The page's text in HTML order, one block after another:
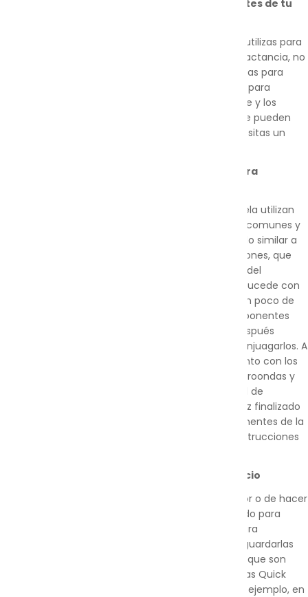
Mantén limpios y desinfectados los componentes de tu
Cuando se trata de desinfectar los productos que utilizas para
alimentar a tu bebé y los artículos básicos para la lactancia, no
quieres correr ningún riesgo. Las bolsas esterilizadoras para
microondas Quick Clean™ son una solución rápida para
desinfectar los componentes del extractor de leche y los
accesorios, biberones, tetinas, chupetes y copas. Se pueden
utilizar prácticamente en cualquier lugar: solo necesitas un
¿Cómo funcionan las bolsas esterilizadoras para
Las bolsas esterilizadoras para microondas de Medela utilizan
vapor para matar los gérmenes, las bacterias más comunes y
las levaduras de forma rápida y sencilla, de un modo similar a
un esterilizador de vapor o un esterilizador de biberones, que
emplean vapor para desinfectar los componentes del
extractor de leche y otros accesorios. Al igual que sucede con
el resto de métodos de desinfección, se requiere un poco de
preparación previa: simplemente enjuaga los componentes
que quieres desinfectar con agua limpia y fría y después
lávalos con agua jabonosa tibia antes de volver a enjuagarlos. A
continuación, añade un poco de agua a la bolsa junto con los
componentes y séllala. Introduce la bolsa en el microondas y
caliéntala de acuerdo con lo indicado en el manual de
instrucciones (un mínimo de tres minutos). Una vez finalizado
el proceso, retira con cuidado el agua y los componentes de la
bolsa y sécalos con un paño limpio: para leer las instrucciones
Una solución de desinfección que ahorra espacio
Olvídate de los voluminosos esterilizadores de vapor o de hacer
malabarismos con enormes ollas con agua hirviendo para
realizar la desinfección: las bolsas esterilizadoras para
microondas Quick Clean™ se pueden plegar para guardarlas
de forma sencilla y sin apenas ocupar espacio. Aunque son
pequeñas, las bolsas esterilizadoras para microondas Quick
Clean™ ofrecen un gran espacio en su interior; por ejemplo, en